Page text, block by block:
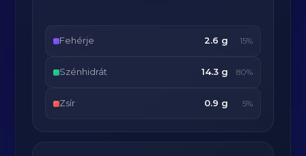
Fehérje 2.6 g 15%
Szénhidrát 14.3 g 80%
Zsír 0.9 g 5%